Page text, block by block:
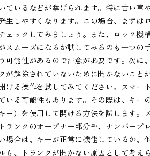
ているなどが挙げられます。特に古い車
生しやすくなります。この場合、まずは
ェックしてみましょう。また、ロック機
スムーズになるか試してみるのも一つの
可能性があるので注意が必要です。次に
が解除されていないために開かないこと
ける操作を試してみてください。スマー
いる可能性もあります。その際は、キー
ー）を使用して開ける方法を試します。
ランクのオープナー部分や、ナンバープ
場合は、キーが正常に機能しているか、
も、トランクが開かない原因として考え